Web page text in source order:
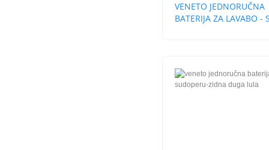
VENETO JEDNORUČNA
BATERIJA ZA LAVABO -